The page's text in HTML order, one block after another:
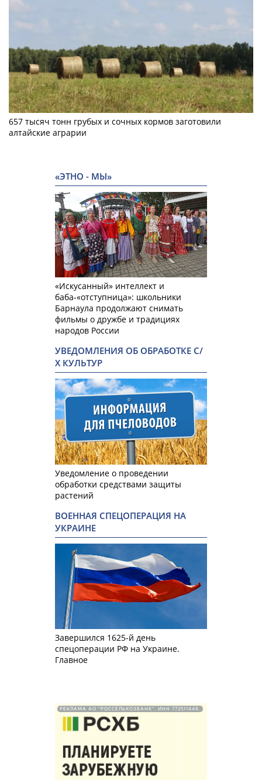
657 тысяч тонн грубых и сочных кормов заготовили
алтайские аграрии
«ЭТНО - МЫ»
«Искусанный» интеллект и
баба-«отступница»: школьники
Барнаула продолжают снимать
фильмы о дружбе и традициях
народов России
УВЕДОМЛЕНИЯ ОБ ОБРАБОТКЕ С/
Х КУЛЬТУР
Уведомление о проведении
обработки средствами защиты
растений
ВОЕННАЯ СПЕЦОПЕРАЦИЯ НА
УКРАИНЕ
Завершился 1625-й день
спецоперации РФ на Украине.
Главное
РЕКЛАМА АО "РОССЕЛЬХОЗБАНК". ИНН 772511448.